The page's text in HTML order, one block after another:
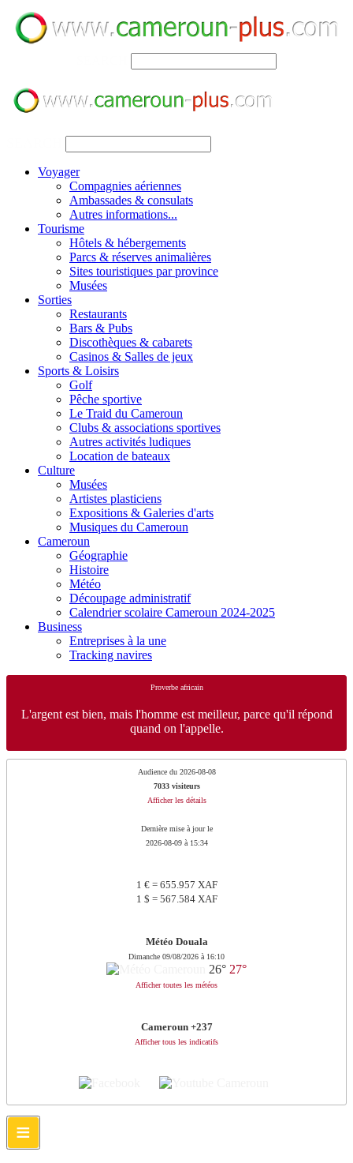
Voyager
Compagnies aériennes
Ambassades & consulats
Autres informations...
Tourisme
Hôtels & hébergements
Parcs & réserves animalières
Sites touristiques par province
Musées
Sorties
Restaurants
Bars & Pubs
Discothèques & cabarets
Casinos & Salles de jeux
Sports & Loisirs
Golf
Pêche sportive
Le Traid du Cameroun
Clubs & associations sportives
Autres activités ludiques
Location de bateaux
Culture
Musées
Artistes plasticiens
Expositions & Galeries d'arts
Musiques du Cameroun
Cameroun
Géographie
Histoire
Météo
Découpage administratif
Calendrier scolaire Cameroun 2024-2025
Business
Entreprises à la une
Tracking navires
Proverbe africain
L'argent est bien, mais l'homme est meilleur, parce qu'il répond
quand on l'appelle.
Audience du 2026-08-08
7033 visiteurs
Afficher les détails
Dernière mise à jour le
2026-08-09 à 15:34
1 € = 655.957 XAF
1 $ = 567.584 XAF
Météo Douala
Dimanche 09/08/2026 à 16:10
26° 27°
Afficher toutes les météos
Cameroun +237
Afficher tous les indicatifs
≡